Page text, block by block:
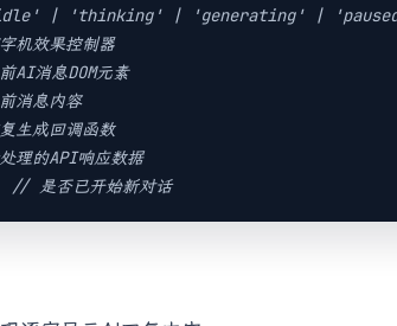
| 'thinking' | 'generating' |
机效果控制器
AI消息DOM元素
消息内容
生成回调函数
理的API响应数据
// 是否已开始新对话